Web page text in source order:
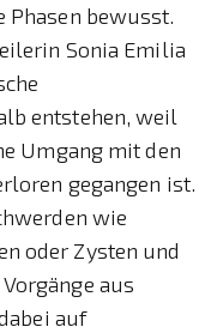
Phasen bewusst.
Sonia Emilia
entstehen, weil
Umgang mit den
gegangen ist.
wie
oder Zysten und
aus
auf